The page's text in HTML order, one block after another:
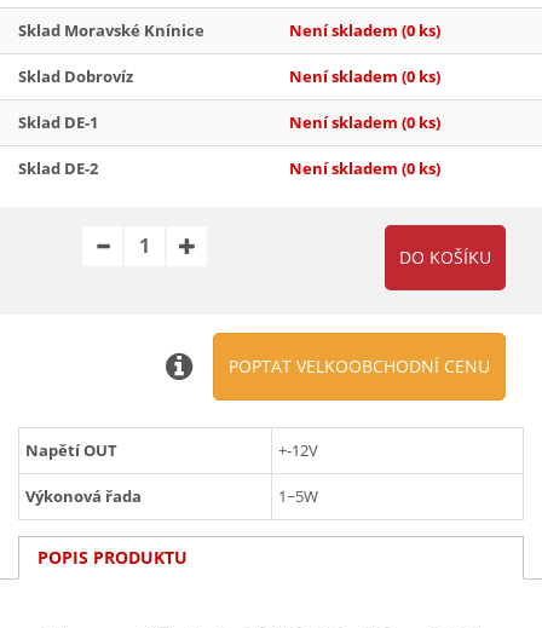
Sklad Moravské Knínice Není skladem (0 ks)
Sklad Dobrovíz Není skladem (0 ks)
Sklad DE-1 Není skladem (0 ks)
Sklad DE-2 Není skladem (0 ks)
POPTAT VELKOOBCHODNÍ CENU
Napětí OUT +-12V
Výkonová řada 1~5W
POPIS PRODUKTU